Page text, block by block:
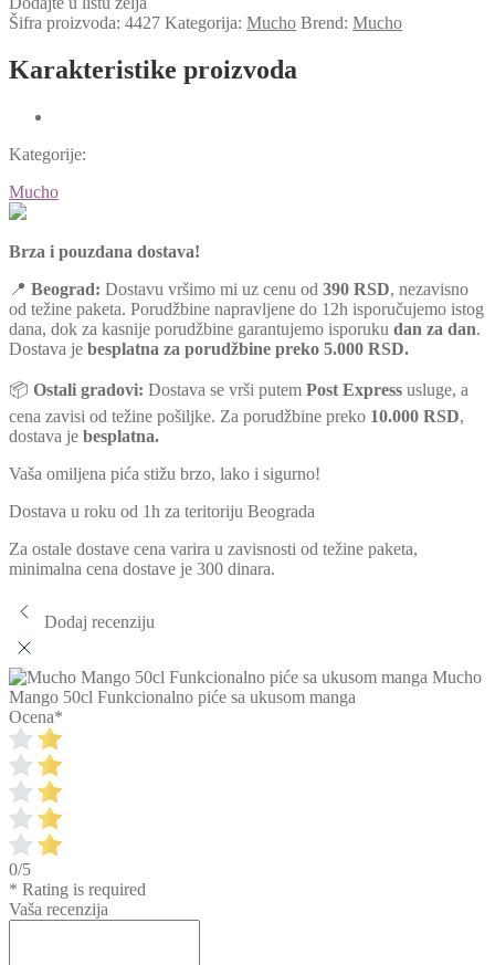
Šifra proizvoda: 4427 Kategorija: Mucho Brend: Mucho
Karakteristike proizvoda
Kategorije:
Mucho
Brza i pouzdana dostava!
📍 Beograd: Dostavu vršimo mi uz cenu od 390 RSD, nezavisno
od težine paketa. Porudžbine napravljene do 12h isporučujemo istog
dana, dok za kasnije porudžbine garantujemo isporuku dan za dan.
Dostava je besplatna za porudžbine preko 5.000 RSD.
📦 Ostali gradovi: Dostava se vrši putem Post Express usluge, a
cena zavisi od težine pošiljke. Za porudžbine preko 10.000 RSD,
dostava je besplatna.
Vaša omiljena pića stižu brzo, lako i sigurno!
Dostava u roku od 1h za teritoriju Beograda
Za ostale dostave cena varira u zavisnosti od težine paketa,
minimalna cena dostave je 300 dinara.
Dodaj recenziju
Mucho
Mango 50cl Funkcionalno piće sa ukusom manga
Ocena*
0/5
* Rating is required
Vaša recenzija